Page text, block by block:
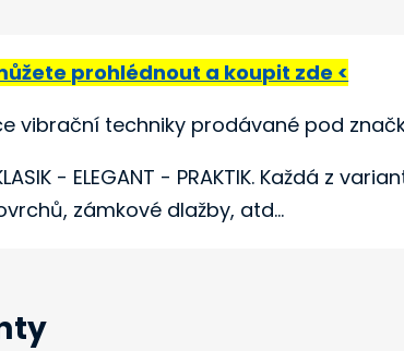
prohlédnout a koupit zde <
vibrační techniky prodávané pod
- ELEGANT - PRAKTIK. Každá z
zámkové dlažby, atd...